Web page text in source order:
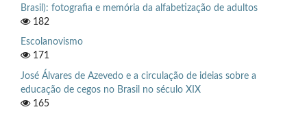
Brasil): fotografia e memória da alfabetização de adultos
182
Escolanovismo
171
José Álvares de Azevedo e a circulação de ideias sobre a
educação de cegos no Brasil no século XIX
165